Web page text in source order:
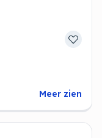
Meer zien